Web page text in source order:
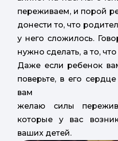
переживаем, и порой
донести то, что
у него сложилось.
нужно сделать, а то,
Даже если ребенок
поверьте, в его
вам
желаю силы
которые у вас
ваших детей.